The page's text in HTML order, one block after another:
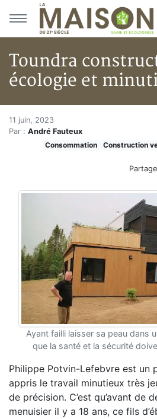
Aller au menu principal
Aller au contenu principal
Toundra
écologie et
Accueil
Articles
Construction verte
Toundra construction :
Toundra
11 juin, 2023
Par : André Fauteux
Consommation
Construction
Ayant failli laisser sa peau dans
que la santé et la sécurité
Philippe Potvin-Lefebvre est un
appris le travail minutieux très
de précision. C’est qu’avant de
menuisier il y a 18 ans, ce fils